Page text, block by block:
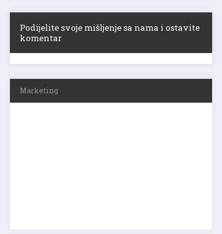
Podijelite svoje mišljenje sa nama i ostavite
komentar
Marketing